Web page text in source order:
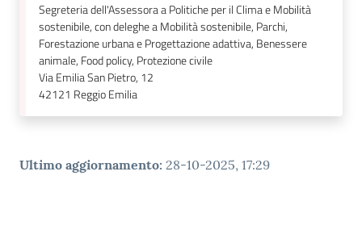
Segreteria dell'Assessora a Politiche per il Clima e Mobilità
sostenibile, con deleghe a Mobilità sostenibile, Parchi,
Forestazione urbana e Progettazione adattiva, Benessere
animale, Food policy, Protezione civile
Via Emilia San Pietro, 12
42121 Reggio Emilia
Ultimo aggiornamento: 28-10-2025, 17:29